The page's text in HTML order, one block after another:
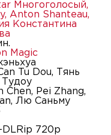
Многоголосый,
, Anton Shanteau,
Константина
Magic
Tu Dou, Тянь
Тудоу
Chen, Pei Zhang,
Лю Саньму
DLRip 720p